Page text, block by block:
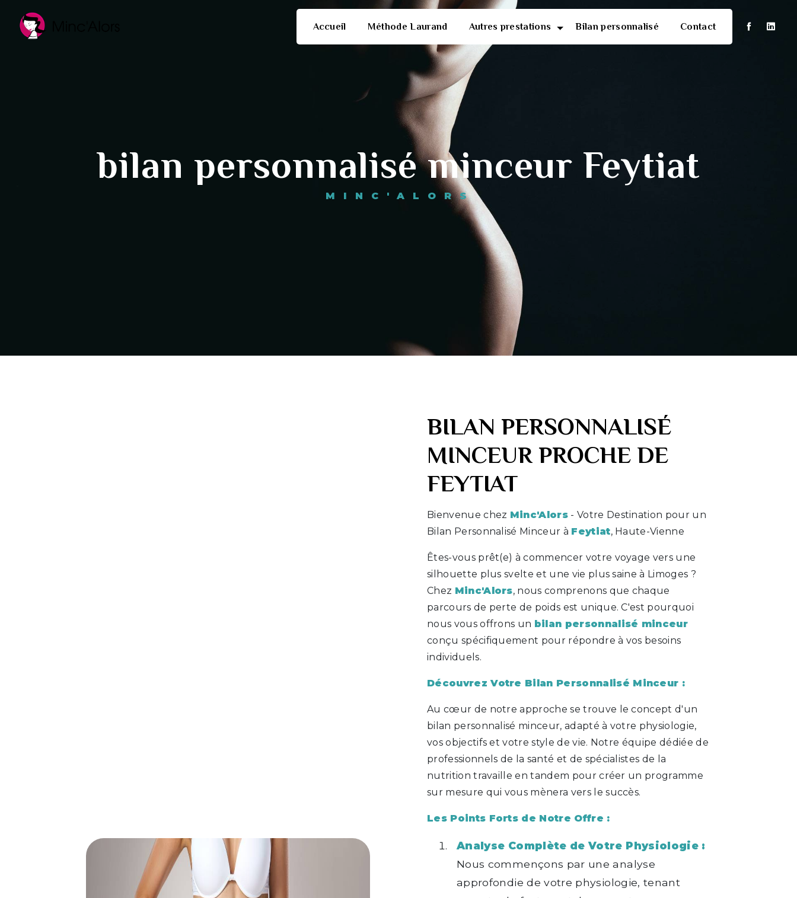
Accueil Méthode Laurand Autres prestations Bilan personnalisé Contact
bilan personnalisé minceur Feytiat
MINC'ALORS
BILAN PERSONNALISÉ
MINCEUR PROCHE DE
FEYTIAT
Bienvenue chez Minc'Alors - Votre Destination pour un
Bilan Personnalisé Minceur à Feytiat, Haute-Vienne
Êtes-vous prêt(e) à commencer votre voyage vers une
silhouette plus svelte et une vie plus saine à Limoges ?
Chez Minc'Alors, nous comprenons que chaque
parcours de perte de poids est unique. C'est pourquoi
nous vous offrons un bilan personnalisé minceur
conçu spécifiquement pour répondre à vos besoins
individuels.
Découvrez Votre Bilan Personnalisé Minceur :
Au cœur de notre approche se trouve le concept d'un
bilan personnalisé minceur, adapté à votre physiologie,
vos objectifs et votre style de vie. Notre équipe dédiée de
professionnels de la santé et de spécialistes de la
nutrition travaille en tandem pour créer un programme
sur mesure qui vous mènera vers le succès.
Les Points Forts de Notre Offre :
Analyse Complète de Votre Physiologie :
Nous commençons par une analyse
approfondie de votre physiologie, tenant